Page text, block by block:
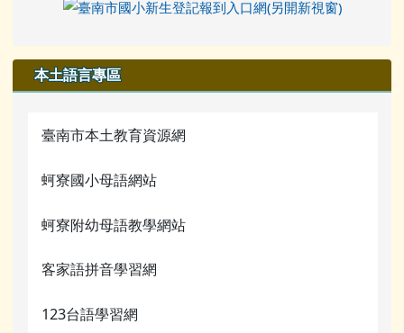
本土語言專區
臺南市本土教育資源網
蚵寮國小母語網站
蚵寮附幼母語教學網站
客家語拼音學習網
123台語學習網